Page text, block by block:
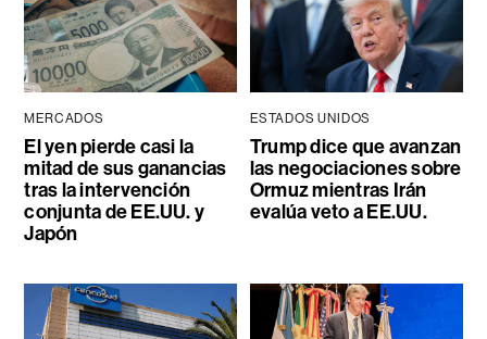
MERCADOS
El yen pierde casi la
mitad de sus ganancias
tras la intervención
conjunta de EE.UU. y
Japón
ESTADOS UNIDOS
Trump dice que avanzan
las negociaciones sobre
Ormuz mientras Irán
evalúa veto a EE.UU.